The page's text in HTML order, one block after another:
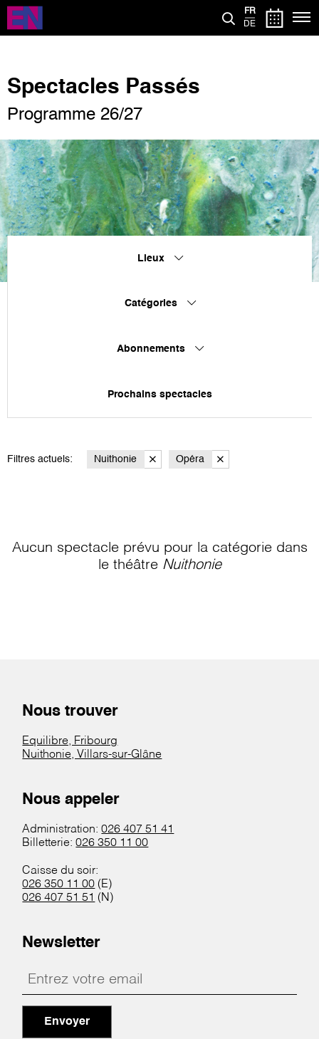
Aller
contenu
FR
DE
Spectacles Passés
Programme 26/27
Lieux
Catégories
Abonnements
Prochains spectacles
Filtres actuels: Nuithonie Opéra
Aucun spectacle prévu pour la catégorie dans
le théâtre Nuithonie
Nous trouver
Equilibre, Fribourg
Nuithonie, Villars-sur-Glâne
Nous appeler
Administration:026 407 51 41
Billetterie:026 350 11 00
Caisse du soir:
026 350 11 00 (E)
026 407 51 51 (N)
Newsletter
Envoyer